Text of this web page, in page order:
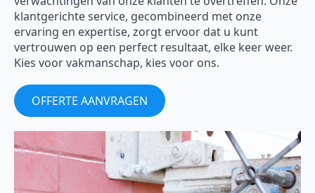
klantgerichte service, gecombineerd met onze
ervaring en expertise, zorgt ervoor dat u kunt
vertrouwen op een perfect resultaat, elke keer weer.
Kies voor vakmanschap, kies voor ons.
OFFERTE AANVRAGEN